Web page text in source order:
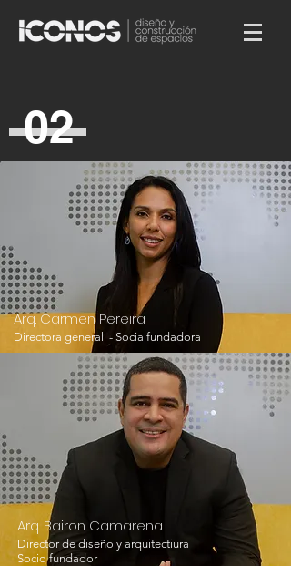
02
Arq. Carmen Pereira
Directora general - Socia fundadora
Arq. Bairon Camarena
Director de diseño y arquitectiura
Socio fundador